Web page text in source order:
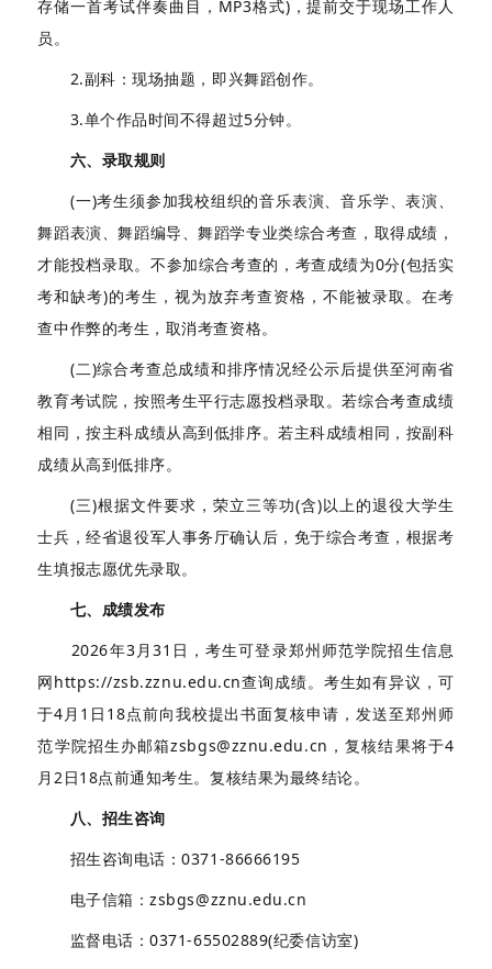
存储一首考试伴奏曲目，MP3格式)，提前交于现场工作人
员。
2.副科：现场抽题，即兴舞蹈创作。
3.单个作品时间不得超过5分钟。
六、录取规则
(一)考生须参加我校组织的音乐表演、音乐学、表演、
舞蹈表演、舞蹈编导、舞蹈学专业类综合考查，取得成绩，
才能投档录取。不参加综合考查的，考查成绩为0分(包括实
考和缺考)的考生，视为放弃考查资格，不能被录取。在考
查中作弊的考生，取消考查资格。
(二)综合考查总成绩和排序情况经公示后提供至河南省
教育考试院，按照考生平行志愿投档录取。若综合考查成绩
相同，按主科成绩从高到低排序。若主科成绩相同，按副科
成绩从高到低排序。
(三)根据文件要求，荣立三等功(含)以上的退役大学生
士兵，经省退役军人事务厅确认后，免于综合考查，根据考
生填报志愿优先录取。
七、成绩发布
2026年3月31日，考生可登录郑州师范学院招生信息
网https://zsb.zznu.edu.cn查询成绩。考生如有异议，可
于4月1日18点前向我校提出书面复核申请，发送至郑州师
范学院招生办邮箱zsbgs@zznu.edu.cn，复核结果将于4
月2日18点前通知考生。复核结果为最终结论。
八、招生咨询
招生咨询电话：0371-86666195
电子信箱：zsbgs@zznu.edu.cn
监督电话：0371-65502889(纪委信访室)